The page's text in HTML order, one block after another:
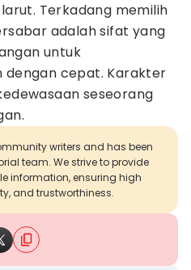
Terkadang memilih
adalah sifat yang
untuk
dengan cepat. Karakter
seseorang
writers and has been
team. We strive to provide
information, ensuring high
and trustworthiness.